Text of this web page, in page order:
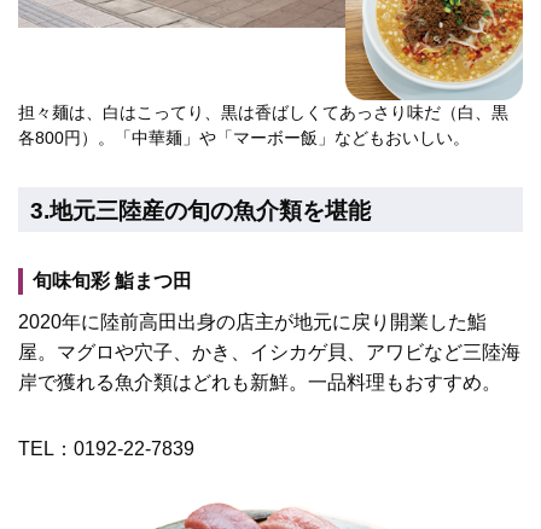
担々麺は、白はこってり、黒は香ばしくてあっさり味だ（白、黒
各800円）。「中華麺」や「マーボー飯」などもおいしい。
3.地元三陸産の旬の魚介類を堪能
旬味旬彩 鮨まつ田
2020年に陸前高田出身の店主が地元に戻り開業した鮨
屋。マグロや穴子、かき、イシカゲ貝、アワビなど三陸海
岸で獲れる魚介類はどれも新鮮。一品料理もおすすめ。
TEL：0192-22-7839